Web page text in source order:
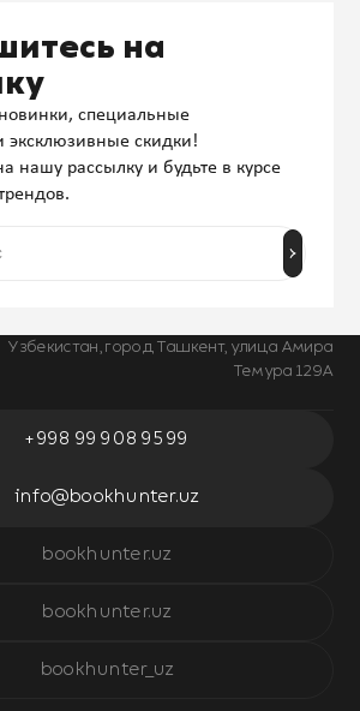
Узбекистан, город Ташкент, улица Амира
Темура 129А
+998 99 908 95 99
info@bookhunter.uz
bookhunter.uz
bookhunter.uz
bookhunter_uz
на
специальные
эксклюзивные скидки!
нашу рассылку и будьте в курсе